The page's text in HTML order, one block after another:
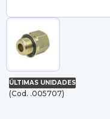
ÚLTIMAS UNIDADES
(Cod. .005707)